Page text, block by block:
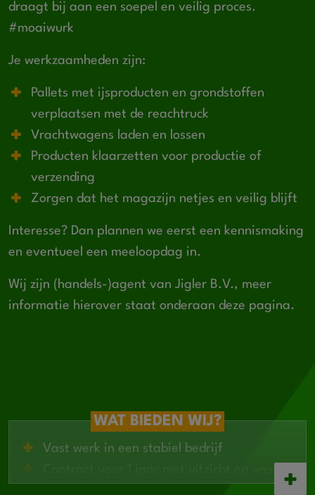
draagt bij aan een soepel en veilig proces.
#moaiwurk
Je werkzaamheden zijn:
Pallets met ijsproducten en grondstoffen
verplaatsen met de reachtruck
Vrachtwagens laden en lossen
Producten klaarzetten voor productie of
verzending
Zorgen dat het magazijn netjes en veilig blijft
Interesse? Dan plannen we eerst een kennismaking
en eventueel een meeloopdag in.
Wij zijn (handels-)agent van Jigler B.V., meer
informatie hierover staat onderaan deze pagina.
WAT BIEDEN WIJ?
Vast werk in een stabiel bedrijf